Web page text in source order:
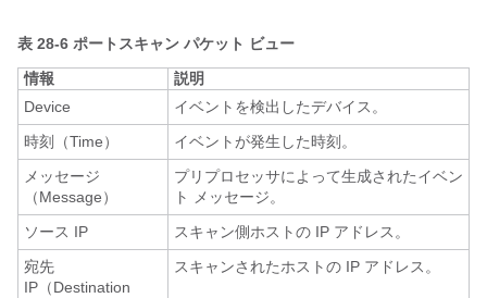
表 28-6 ポートスキャン パケット ビュー
情報
説明
Device
イベントを検出したデバイス。
時刻（Time）
イベントが発生した時刻。
メッセージ
（Message）
プリプロセッサによって生成されたイベン
ト メッセージ。
ソース IP
スキャン側ホストの IP アドレス。
宛先
IP（Destination
スキャンされたホストの IP アドレス。